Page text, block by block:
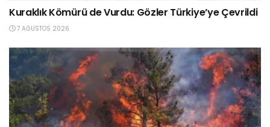
Kuraklık Kömürü de Vurdu: Gözler Türkiye’ye Çevrildi
7 AĞUSTOS 2026